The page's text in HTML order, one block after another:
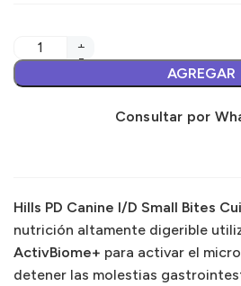
AGREGAR
Consultar por
Hills PD Canine I/D Small Bites
nutrición altamente digerible
ActivBiome+ para activar el
detener las molestias